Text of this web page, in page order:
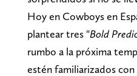
Hoy en Cowboys en
plantear tres "Bold
rumbo a la próxima
estén familiarizados